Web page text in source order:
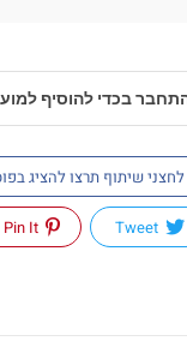
בכדי להוסיף
שיתוף תרצו להציג
Tweet
Pin It